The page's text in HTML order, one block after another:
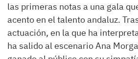
las primeras notas a una gala
acento en el talento andaluz.
actuación, en la que ha
ha salido al escenario Ana